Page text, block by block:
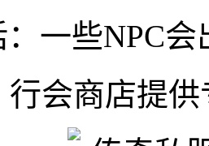
：一些NPC
行会商店提